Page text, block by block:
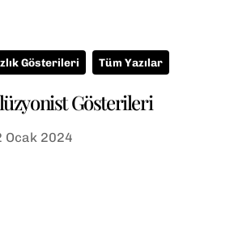
Gösterileri Tüm Yazılar
Gösterileri
Ocak 2024